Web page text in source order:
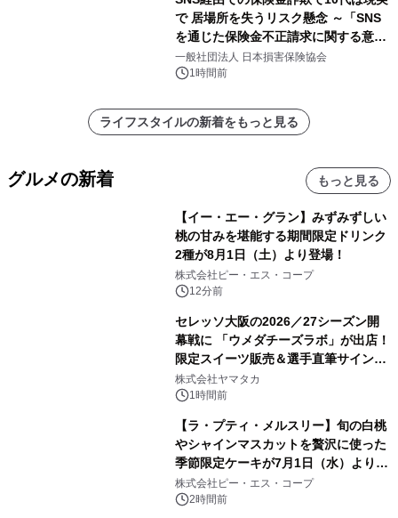
で 居場所を失うリスク懸念 ～「SNS
を通じた保険金不正請求に関する意識
調査」を実施、 認知度の低さも浮き彫
りに～
一般社団法人 日本損害保険協会
1時間前
ライフスタイルの新着をもっと見る
グルメの新着 もっと見る
【イー・エー・グラン】みずみずしい
桃の甘みを堪能する期間限定ドリンク
2種が8月1日（土）より登場！
株式会社ピー・エス・コープ
12分前
セレッソ大阪の2026／27シーズン開
幕戦に 「ウメダチーズラボ」が出店！
限定スイーツ販売＆選手直筆サイング
ッズが当たる抽選会を 8月8日に開催
株式会社ヤマタカ
1時間前
【ラ・プティ・メルスリー】旬の白桃
やシャインマスカットを贅沢に使った
季節限定ケーキが7月1日（水）より順
次登場！
株式会社ピー・エス・コープ
2時間前